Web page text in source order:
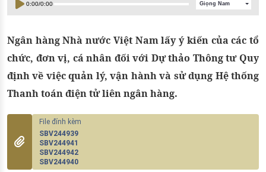
0:00/0:00 Giọng Nam
Ngân hàng Nhà nước Việt Nam lấy ý kiến của các tổ
chức, đơn vị, cá nhân đối với Dự thảo Thông tư Quy
định về việc quản lý, vận hành và sử dụng Hệ thống
Thanh toán điện tử liên ngân hàng.
SBV244939
SBV244941
SBV244942
SBV244940